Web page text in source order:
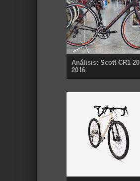
Análisis: Scott CR1 20
2016